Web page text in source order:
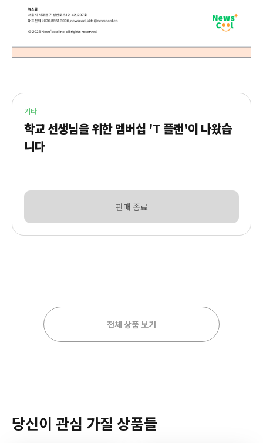
기타
학교 선생님을 위한 멤버십 'T 플랜'이 나왔습
니다
판매 종료
전체 상품 보기
당신이 관심 가질 상품들